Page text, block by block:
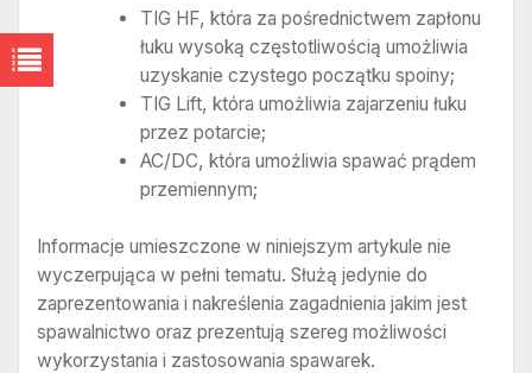
TIG HF, która za pośrednictwem zapłonu
łuku wysoką częstotliwością umożliwia
uzyskanie czystego początku spoiny;
TIG Lift, która umożliwia zajarzeniu łuku
przez potarcie;
AC/DC, która umożliwia spawać prądem
przemiennym;
Informacje umieszczone w niniejszym artykule nie
wyczerpująca w pełni tematu. Służą jedynie do
zaprezentowania i nakreślenia zagadnienia jakim jest
spawalnictwo oraz prezentują szereg możliwości
wykorzystania i zastosowania spawarek.